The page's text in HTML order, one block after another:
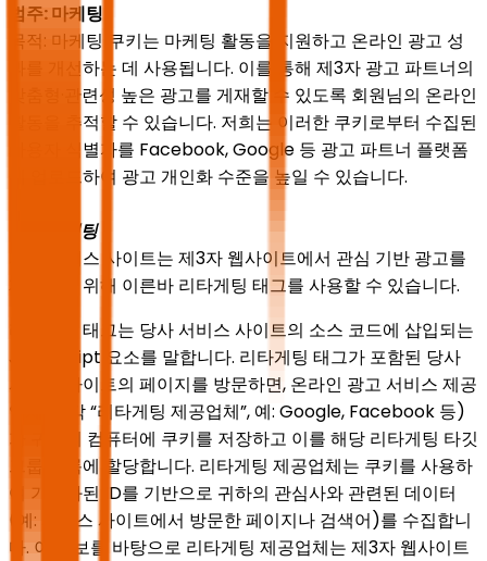
범주: 마케팅
목적: 마케팅 쿠키는 마케팅 활동을 지원하고 온라인 광고 성
과를 개선하는 데 사용됩니다. 이를 통해 제3자 광고 파트너의
맞춤형·관련성 높은 광고를 게재할 수 있도록 회원님의 온라인
활동을 추적할 수 있습니다. 저희는 이러한 쿠키로부터 수집된
사용자 식별자를 Facebook, Google 등 광고 파트너 플랫폼
에 업로드하여 광고 개인화 수준을 높일 수 있습니다.
6. 리타게팅
저희 서비스 사이트는 제3자 웹사이트에서 관심 기반 광고를
제공하기 위해 이른바 리타게팅 태그를 사용할 수 있습니다.
리타게팅 태그는 당사 서비스 사이트의 소스 코드에 삽입되는
JavaScript 요소를 말합니다. 리타게팅 태그가 포함된 당사
서비스 사이트의 페이지를 방문하면, 온라인 광고 서비스 제공
업체(각각 “리타게팅 제공업체”, 예: Google, Facebook 등)
가 귀하의 컴퓨터에 쿠키를 저장하고 이를 해당 리타게팅 타깃
그룹 목록에 할당합니다. 리타게팅 제공업체는 쿠키를 사용하
여 가명화된 ID를 기반으로 귀하의 관심사와 관련된 데이터
(예: 서비스 사이트에서 방문한 페이지나 검색어)를 수집합니
다. 이 정보를 바탕으로 리타게팅 제공업체는 제3자 웹사이트